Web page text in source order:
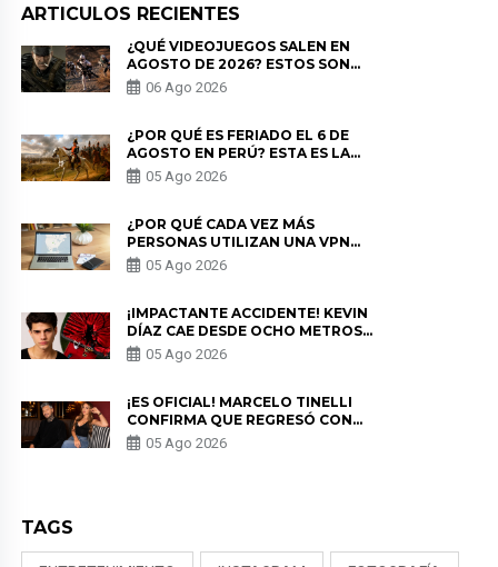
ARTICULOS RECIENTES
¿QUÉ VIDEOJUEGOS SALEN EN
AGOSTO DE 2026? ESTOS SON
LOS ESTRENOS MÁS ESPERADOS
06 Ago 2026
¿POR QUÉ ES FERIADO EL 6 DE
AGOSTO EN PERÚ? ESTA ES LA
HISTORIA
05 Ago 2026
¿POR QUÉ CADA VEZ MÁS
PERSONAS UTILIZAN UNA VPN
PARA PROTEGER SU
PRIVACIDAD?
05 Ago 2026
¡IMPACTANTE ACCIDENTE! KEVIN
DÍAZ CAE DESDE OCHO METROS
EN “ESTO ES GUERRA” Y GENERA
PREOCUPACIÓN
05 Ago 2026
¡ES OFICIAL! MARCELO TINELLI
CONFIRMA QUE REGRESÓ CON
MILETT FIGUEROA: “EL AMOR
PUDO MÁS”
05 Ago 2026
TAGS